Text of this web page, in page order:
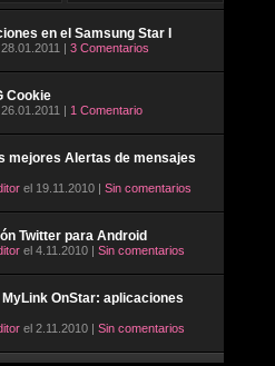
en el Samsung Star I
| 3 Comentarios
Cookie
| 1 Comentario
mejores Alertas de mensajes
el 19.11.2010 | Sin comentarios
Twitter para Android
el 4.11.2010 | Sin comentarios
OnStar: aplicaciones
el 2.11.2010 | Sin comentarios